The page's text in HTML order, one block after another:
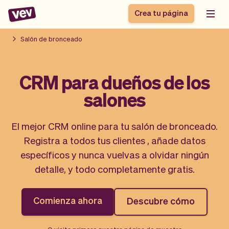
para PYMES
Software de entregas
Software servicios de
campo
CRM para PYMES
Sistema de pedidos
Sistema de reservas
Software
programación de
clases
Agenda de citas
Blogs
Novedades
App
Impuestos
Checkout
Insertar Widget
Vender
Negocio
Software
Vev
Piloto automático
Vista general
Ausencias
Crea tu página
Salón de bronceado
CRM para dueños de los
salones
El mejor CRM online para tu salón de bronceado.
Registra a todos tus clientes , añade datos
específicos y nunca vuelvas a olvidar ningún
detalle, y todo completamente gratis.
Comienza ahora Descubre cómo